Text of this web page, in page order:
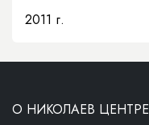
2011 г.
О НИКОЛАЕВ ЦЕНТРЕ